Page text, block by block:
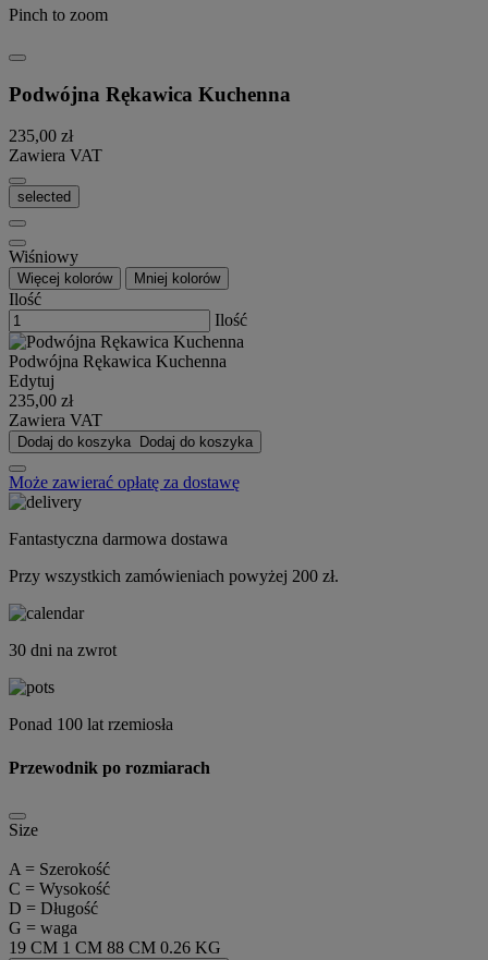
Pinch to zoom
Podwójna Rękawica Kuchenna
235,00 zł
Zawiera VAT
selected
Wiśniowy
Więcej kolorów Mniej kolorów
Ilość
Ilość
Podwójna Rękawica Kuchenna
Edytuj
235,00 zł
Zawiera VAT
Dodaj do koszyka Dodaj do koszyka
Może zawierać opłatę za dostawę
Fantastyczna darmowa dostawa
Przy wszystkich zamówieniach powyżej 200 zł.
30 dni na zwrot
Ponad 100 lat rzemiosła
Przewodnik po rozmiarach
Size
A = Szerokość
C = Wysokość
D = Długość
G = waga
19 CM 1 CM 88 CM 0.26 KG